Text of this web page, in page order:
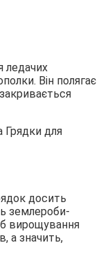
ледачих
Він полягає
досить
землероби-
вирощування
а значить,